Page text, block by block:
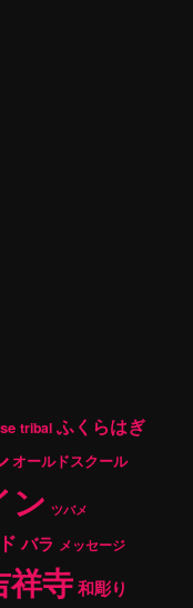
tribal ふくらはぎ
オールドスクール
ン ツバメ
バラ メッセージ
祥寺和彫り